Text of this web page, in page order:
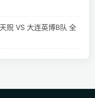
贶 VS 大连英博B队 全